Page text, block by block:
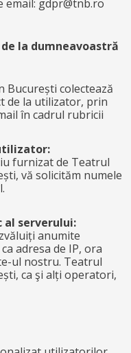
email: gdpr@tnb.ro
la dumneavoastră
București colectează
de la utilizator, prin
în cadrul rubricii
furnizat de Teatrul
vă solicităm numele
serverului:
anumite
adresa de IP, ora
ul nostru. Teatrul
ca şi alți operatori,